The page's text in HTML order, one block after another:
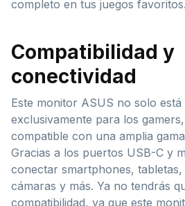
completo en tus juegos favoritos.
Compatibilidad y
conectividad
Este monitor ASUS no solo está
exclusivamente para los
compatible con una amplia
Gracias a los puertos USB-C y
conectar smartphones,
cámaras y más. Ya no tendrás
compatibilidad, ya que este